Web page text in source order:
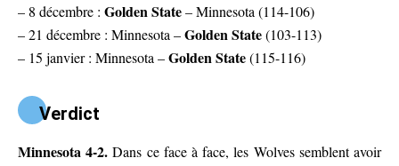
– 8 décembre : Golden State– Minnesota (114-106)
– 21 décembre : Minnesota –Golden State(103-113)
– 15 janvier : Minnesota –Golden State(115-116)
Verdict
Minnesota 4-2. Dans ce face à face, les Wolves semblent avoir